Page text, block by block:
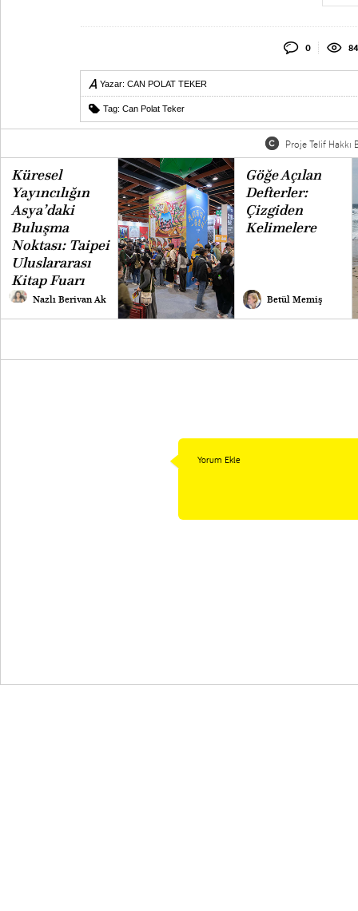
0 84
Yazar: CAN POLAT TEKER
Tag: Can Polat Teker
Proje Telif Hakkı
Küresel
Yayıncılığın
Asya’daki
Buluşma
Noktası: Taipei
Uluslararası
Kitap Fuarı
Nazlı Berivan Ak
Göğe Açılan
Defterler:
Çizgiden
Kelimelere
Betül Memiş